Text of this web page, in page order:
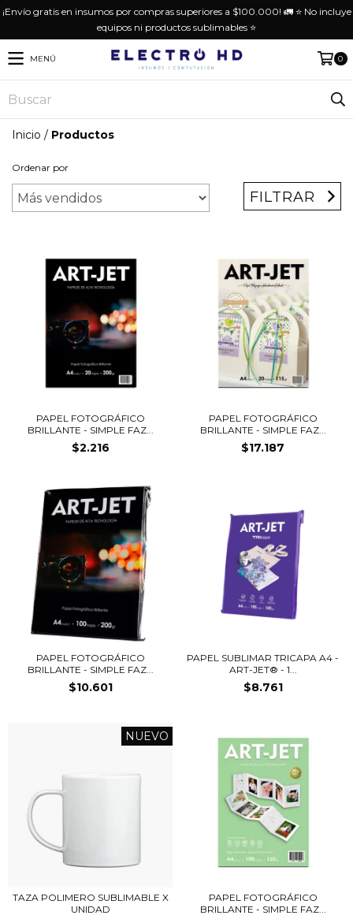
¡Envío gratis en insumos por compras superiores a $100.000! 🚛 ⭐️ No incluye
equipos ni productos sublimables ⭐️
MENÚ 0
Inicio / Productos
Ordenar por
FILTRAR
PAPEL FOTOGRÁFICO
BRILLANTE - SIMPLE FAZ...
$2.216
PAPEL FOTOGRÁFICO
BRILLANTE - SIMPLE FAZ...
$17.187
PAPEL FOTOGRÁFICO
BRILLANTE - SIMPLE FAZ...
$10.601
PAPEL SUBLIMAR TRICAPA A4 -
ART-JET® - 1...
$8.761
NUEVO
TAZA POLIMERO SUBLIMABLE X
UNIDAD
PAPEL FOTOGRÁFICO
BRILLANTE - SIMPLE FAZ...